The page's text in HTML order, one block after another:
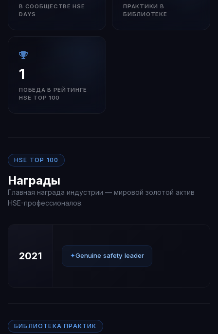
В СООБЩЕСТВЕ HSE
DAYS
ПРАКТИКИ В
БИБЛИОТЕКЕ
1
ПОБЕДА В РЕЙТИНГЕ
HSE TOP 100
HSE TOP 100
Награды
Главная награда индустрии — мировой золотой актив
HSE-профессионалов.
2021 ✦Genuine safety leader
БИБЛИОТЕКА ПРАКТИК